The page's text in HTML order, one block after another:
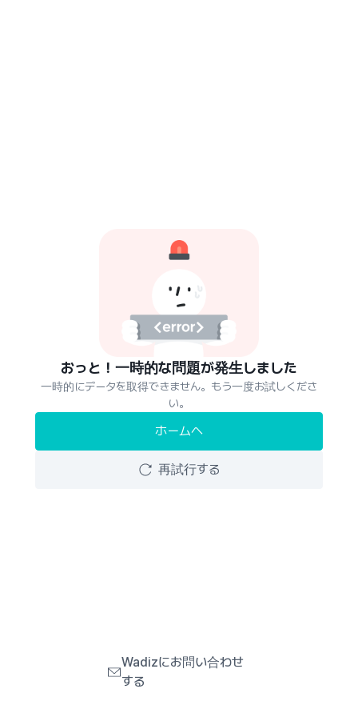
おっと！一時的な問題が発生しました
一時的にデータを取得できません。もう一度お試しくださ
い。
ホームへ
再試行する
Wadizにお問い合わせ
する